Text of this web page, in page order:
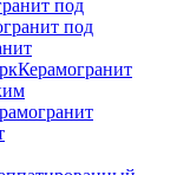
под
под
Керамогранит